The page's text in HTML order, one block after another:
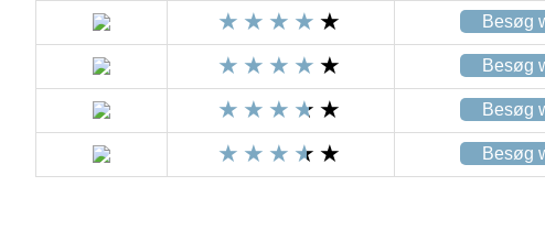
Besøg
Besøg
Besøg
Besøg